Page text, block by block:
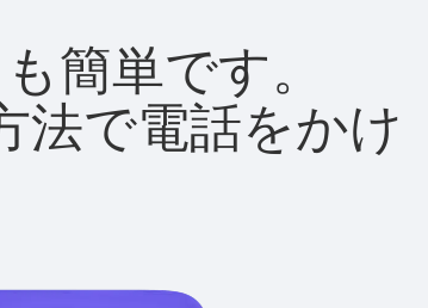
簡単です。
法で電話をかけ